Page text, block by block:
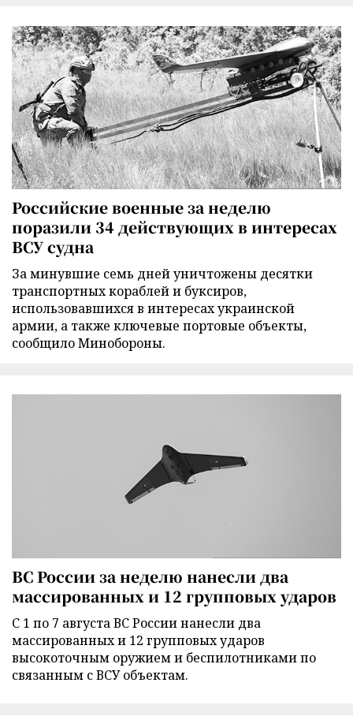
Российские военные за неделю
поразили 34 действующих в интересах
ВСУ судна
За минувшие семь дней уничтожены десятки
транспортных кораблей и буксиров,
использовавшихся в интересах украинской
армии, а также ключевые портовые объекты,
сообщило Минобороны.
ВС России за неделю нанесли два
массированных и 12 групповых ударов
С 1 по 7 августа ВС России нанесли два
массированных и 12 групповых ударов
высокоточным оружием и беспилотниками по
связанным с ВСУ объектам.